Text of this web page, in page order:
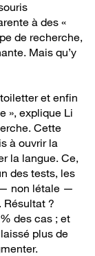
à des «
de recherche,
Mais qu’y
et enfin
», explique Li
Cette
à ouvrir la
la langue. Ce,
des tests, les
non létale —
Résultat ?
des cas ; et
plus de